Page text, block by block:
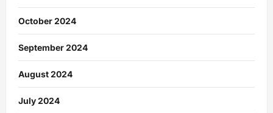
October 2024
September 2024
August 2024
July 2024